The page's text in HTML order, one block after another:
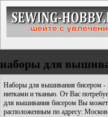
наборы для
Наборы для вышивания бисером -
нитками и тканью. От Вас
для вышивания бисером Вы
расположенным по адресу: